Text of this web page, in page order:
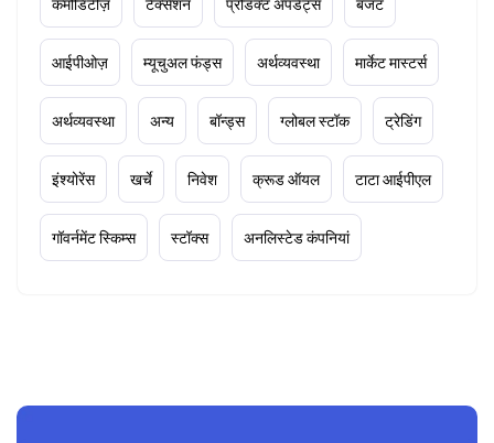
कमोडिटीज़ टैक्सेशन प्रोडक्ट अपडेट्स बजट
आईपीओज़ म्यूचुअल फंड्स अर्थव्यवस्था मार्केट मास्टर्स
अर्थव्यवस्था अन्य बॉन्ड्स ग्लोबल स्टॉक ट्रेडिंग
इंश्योरेंस खर्चे निवेश क्रूड ऑयल टाटा आईपीएल
गॉवर्नमेंट स्किम्स स्टॉक्स अनलिस्टेड कंपनियां